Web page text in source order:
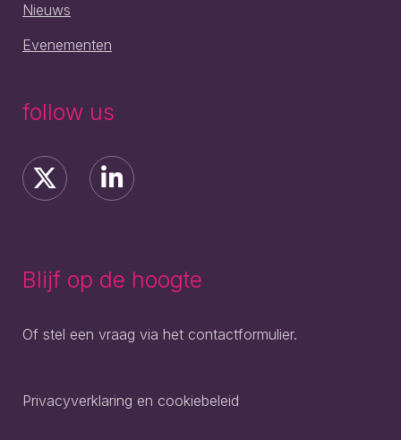
Nieuws
Evenementen
follow us
Blijf op de hoogte
Of stel een vraag via het contactformulier.
Privacyverklaring en cookiebeleid